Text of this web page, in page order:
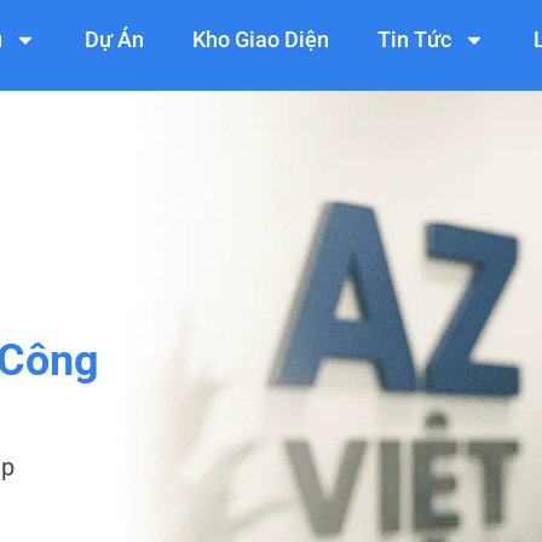
Dự Án Kho Giao Diện Tin Tức